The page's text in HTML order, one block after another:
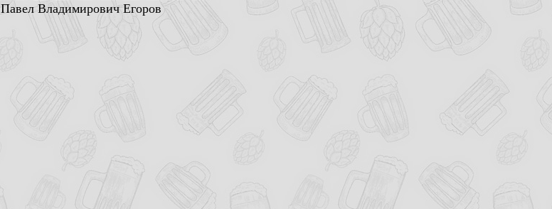
Павел Владимирович Егоров